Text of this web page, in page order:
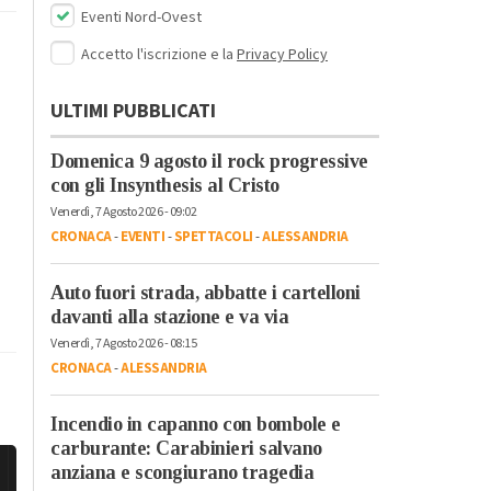
Eventi Nord-Ovest
Accetto l'iscrizione e la Privacy Policy
ULTIMI PUBBLICATI
Domenica 9 agosto il rock progressive
con gli Insynthesis al Cristo
Venerdì, 7 Agosto 2026 - 09:02
CRONACA-EVENTI-SPETTACOLI-ALESSANDRIA
Auto fuori strada, abbatte i cartelloni
davanti alla stazione e va via
Venerdì, 7 Agosto 2026 - 08:15
CRONACA-ALESSANDRIA
Incendio in capanno con bombole e
carburante: Carabinieri salvano
anziana e scongiurano tragedia